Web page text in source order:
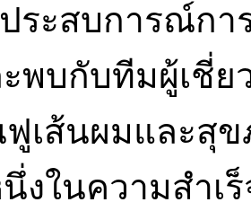
ระสบการณ์กา
พบกับทีมผู้เชี่
เส้นผมและสุ
งในความสำเ